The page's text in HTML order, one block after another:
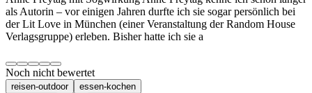
als Autorin – vor einigen Jahren durfte ich sie sogar persönlich bei
der Lit Love in München (einer Veranstaltung der Random House
Verlagsgruppe) erleben. Bisher hatte ich sie a
Noch nicht bewertet
reisen-outdoor essen-kochen